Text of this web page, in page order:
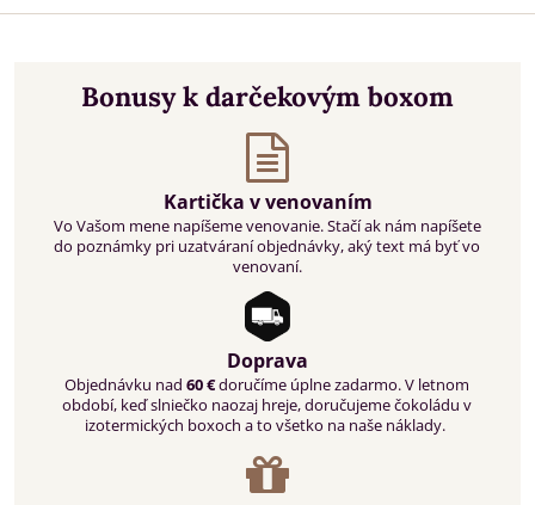
Bonusy k darčekovým boxom
Kartička v venovaním
Vo Vašom mene napíšeme venovanie. Stačí ak nám napíšete
do poznámky pri uzatváraní objednávky, aký text má byť vo
venovaní.
Doprava
Objednávku nad60 €doručíme úplne zadarmo. V letnom
období, keď slniečko naozaj hreje, doručujeme čokoládu v
izotermických boxoch a to všetko na naše náklady.